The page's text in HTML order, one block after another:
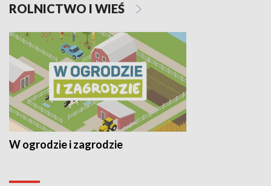
ROLNICTWO I WIEŚ
W ogrodzie i zagrodzie